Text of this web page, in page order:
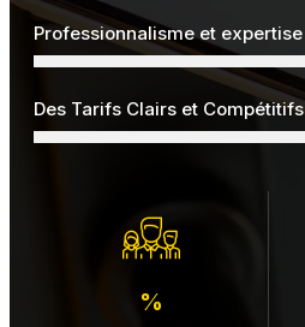
Professionnalisme et expertise
Des Tarifs Clairs et Compétitifs
%